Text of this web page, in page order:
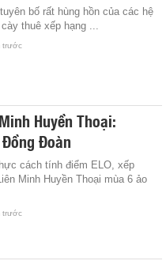
bố rất hùng hồn của các hệ
thuê xếp hạng ...
trước
Huyền Thoại:
Đoàn
cách tính điểm ELO, xếp
Minh Huyền Thoại mùa 6 ảo
trước